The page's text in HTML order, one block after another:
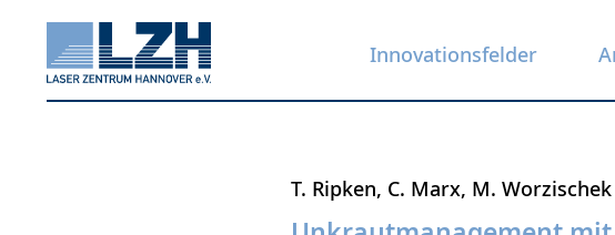
Innovationsfelder
T. Ripken C. Marx M. Worzischek